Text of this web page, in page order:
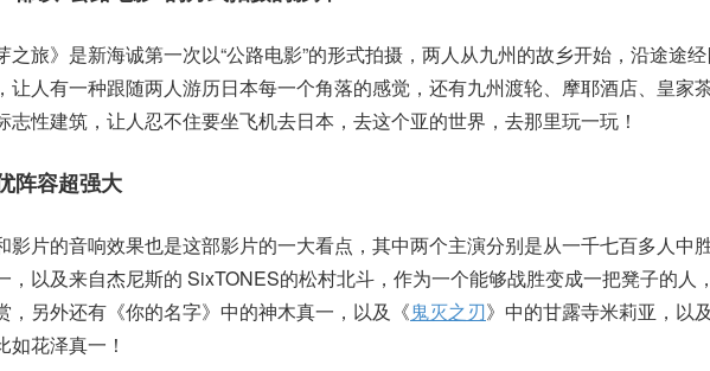
之旅》是新海诚第一次以“公路电影”的形式拍摄，两人从九州的故乡开始，沿途途
让人有一种跟随两人游历日本每一个角落的感觉，还有九州渡轮、摩耶酒店、皇家
志性建筑，让人忍不住要坐飞机去日本，去这个亚的世界，去那里玩一玩！
阵容超强大
影片的音响效果也是这部影片的一大看点，其中两个主演分别是从一千七百多人中
，以及来自杰尼斯的 SixTONES的松村北斗，作为一个能够战胜变成一把凳子的人
，另外还有《你的名字》中的神木真一，以及《鬼灭之刃》中的甘露寺米莉亚，以
如花泽真一！